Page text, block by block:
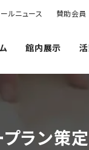
ールニュース 賛助会員
館内展示
ラン策